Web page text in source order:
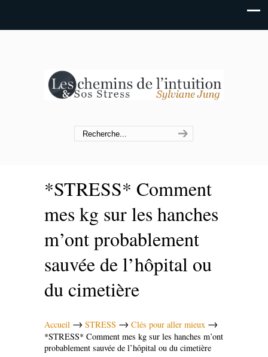
*STRESS* Comment
mes kg sur les hanches
m’ont probablement
sauvée de l’hôpital ou
du cimetière
Accueil → STRESS → Clés pour aller mieux →
*STRESS* Comment mes kg sur les hanches m’ont
probablement sauvée de l’hôpital ou du cimetière